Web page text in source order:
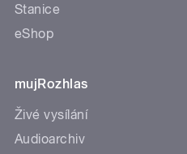
Stanice
eShop
mujRozhlas
Živé vysílání
Audioarchiv